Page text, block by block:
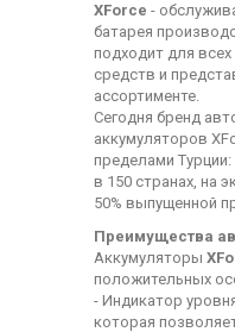
XForce -
батарея
подходит для
средств и
ассортименте.
Сегодня бренд
аккумуляторов
пределами
в 150 странах, на
50% выпущенной
Преимущества
Аккумуляторы
положительных
- Индикатор
которая